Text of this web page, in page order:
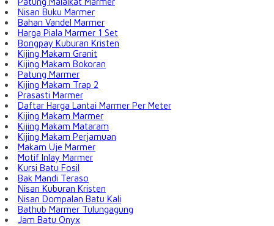
Nisan Buku Marmer
Bahan Vandel Marmer
Harga Piala Marmer 1 Set
Bongpay Kuburan Kristen
Kijing Makam Granit
Kijing Makam Bokoran
Patung Marmer
Kijing Makam Trap 2
Prasasti Marmer
Daftar Harga Lantai Marmer Per Meter
Kijing Makam Marmer
Kijing Makam Mataram
Kijing Makam Perjamuan
Makam Uje Marmer
Motif Inlay Marmer
Kursi Batu Fosil
Bak Mandi Teraso
Nisan Kuburan Kristen
Nisan Dompalan Batu Kali
Bathub Marmer Tulungagung
Jam Batu Onyx